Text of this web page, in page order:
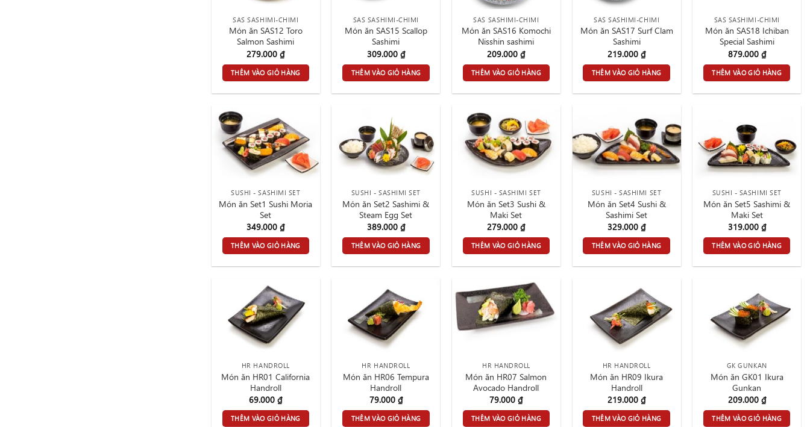
SAS SASHIMI-CHIMI
Món ăn SAS12 Toro
Salmon Sashimi
279.000₫
THÊM VÀO GIỎ HÀNG
SAS SASHIMI-CHIMI
Món ăn SAS15 Scallop
Sashimi
309.000 ₫
THÊM VÀO GIỎ HÀNG
SAS SASHIMI-CHIMI
Món ăn SAS16 Komochi
Nisshin sashimi
209.000₫
THÊM VÀO GIỎ HÀNG
SAS SASHIMI-CHIMI
Món ăn SAS17 Surf Clam
Sashimi
219.000₫
THÊM VÀO GIỎ HÀNG
SAS SASHIMI-CHIMI
Món ăn SAS18 Ichiban
Special Sashimi
879.000 ₫
THÊM VÀO GIỎ HÀNG
SUSHI - SASHIMI SET
Món ăn Set1 Sushi Moria
Set
349.000₫
THÊM VÀO GIỎ HÀNG
SUSHI - SASHIMI SET
Món ăn Set2 Sashimi &
Steam Egg Set
389.000 ₫
THÊM VÀO GIỎ HÀNG
SUSHI - SASHIMI SET
Món ăn Set3 Sushi &
Maki Set
279.000₫
THÊM VÀO GIỎ HÀNG
SUSHI - SASHIMI SET
Món ăn Set4 Sushi &
Sashimi Set
329.000₫
THÊM VÀO GIỎ HÀNG
SUSHI - SASHIMI SET
Món ăn Set5 Sashimi &
Maki Set
319.000 ₫
THÊM VÀO GIỎ HÀNG
HR HANDROLL
Món ăn HR01 California
Handroll
69.000₫
THÊM VÀO GIỎ HÀNG
HR HANDROLL
Món ăn HR06 Tempura
Handroll
79.000 ₫
THÊM VÀO GIỎ HÀNG
HR HANDROLL
Món ăn HR07 Salmon
Avocado Handroll
79.000₫
THÊM VÀO GIỎ HÀNG
HR HANDROLL
Món ăn HR09 Ikura
Handroll
219.000₫
THÊM VÀO GIỎ HÀNG
GK GUNKAN
Món ăn GK01 Ikura
Gunkan
209.000 ₫
THÊM VÀO GIỎ HÀNG